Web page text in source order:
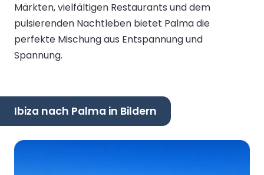
Märkten, vielfältigen Restaurants und dem
pulsierenden Nachtleben bietet Palma die
perfekte Mischung aus Entspannung und
Spannung.
Ibiza nach Palma in Bildern